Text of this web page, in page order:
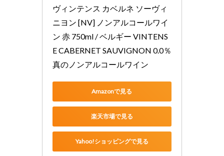
ヴィンテンス カベルネ ソーヴィ
ニヨン [NV] ノンアルコールワイ
ン 赤 750ml / ベルギー VINTENS
E CABERNET SAUVIGNON 0.0％
真のノンアルコールワイン
Amazonで見る
楽天市場で見る
Yahoo!ショッピングで見る